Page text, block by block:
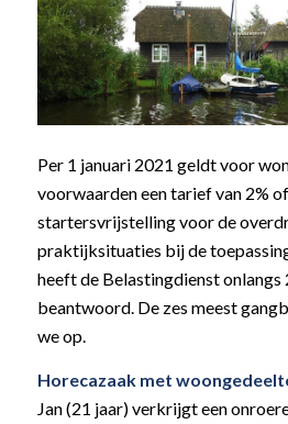
Per 1 januari 2021 geldt voor
voorwaarden een tarief van 2%
startersvrijstelling voor de
praktijksituaties bij de
heeft de Belastingdienst onlangs
beantwoord. De zes meest
we op.
Horecazaak met
Jan (21 jaar) verkrijgt een